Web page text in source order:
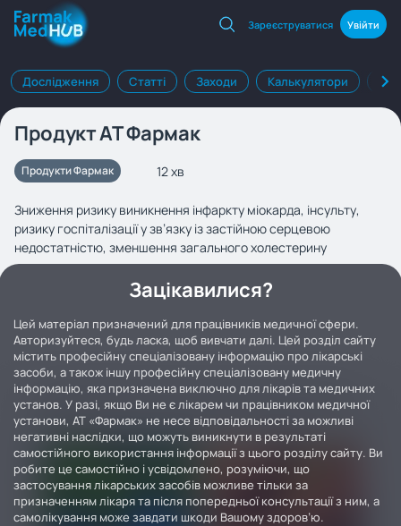
Зареєструватися Увійти
Дослідження Статті Заходи Калькулятори
Продукт АТ Фармак
Продукти Фармак 12 хв
Зниження ризику виникнення інфаркту міокарда, інсульту,
ризику госпіталізації у зв’язку із застійною серцевою
недостатністю, зменшення загального холестерину
Зацікавилися?
Цей матеріал призначений для працівників медичної сфери.
Авторизуйтеся, будь ласка, щоб вивчати далі. Цей розділ сайту
містить професійну спеціалізовану інформацію про лікарські
засоби, а також іншу професійну спеціалізовану медичну
інформацію, яка призначена виключно для лікарів та медичних
установ. У разі, якщо Ви не є лікарем чи працівником медичної
установи, АТ «Фармак» не несе відповідальності за можливі
негативні наслідки, що можуть виникнути в результаті
самостійного використання інформації з цього розділу сайту. Ви
робите це самостійно і усвідомлено, розуміючи, що
застосування лікарських засобів можливе тільки за
призначенням лікаря та після попередньої консультації з ним, а
самолікування може завдати шкоди Вашому здоров’ю.